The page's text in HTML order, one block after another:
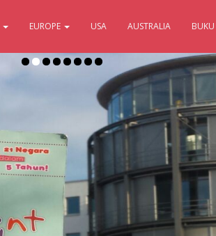
EUROPE USA AUSTRALIA